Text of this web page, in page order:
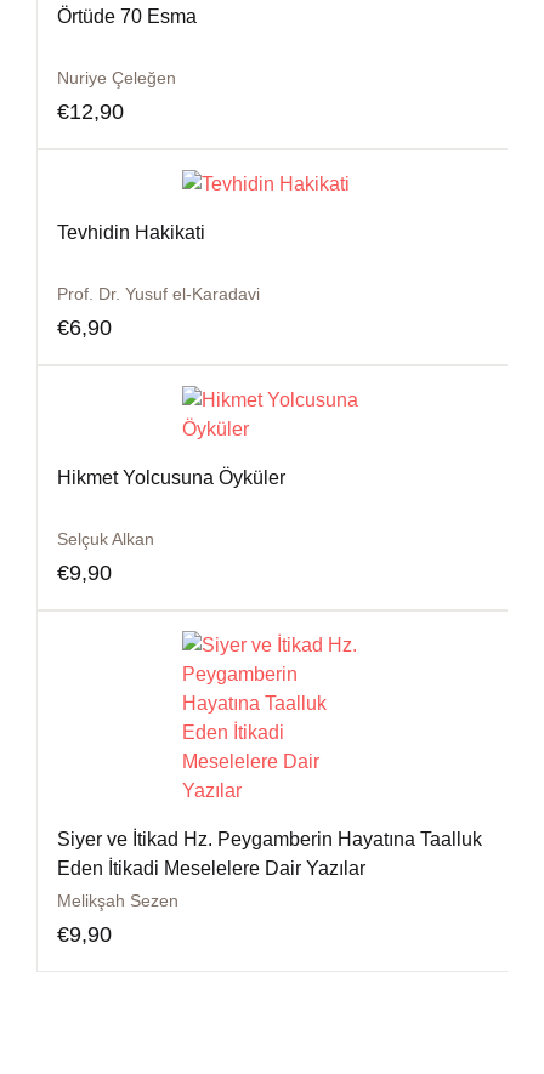
Örtüde 70 Esma
Nuriye Çeleğen
€12,90
Tevhidin Hakikati
Prof. Dr. Yusuf el-Karadavi
€6,90
Hikmet Yolcusuna Öyküler
Selçuk Alkan
€9,90
Siyer ve İtikad Hz. Peygamberin Hayatına Taalluk
Eden İtikadi Meselelere Dair Yazılar
Melikşah Sezen
€9,90